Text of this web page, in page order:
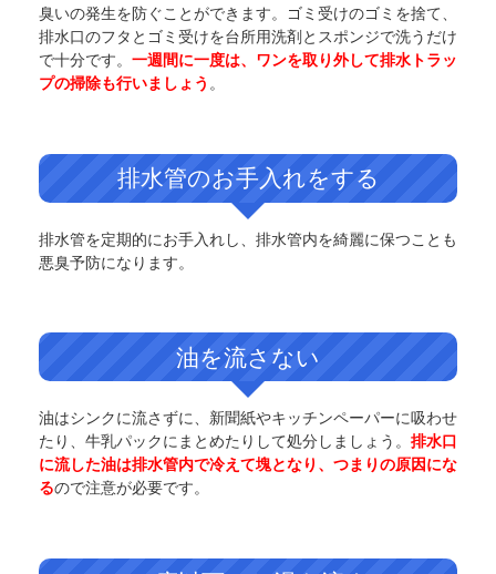
臭いの発生を防ぐことができます。ゴミ受けのゴミを捨て、
排水口のフタとゴミ受けを台所用洗剤とスポンジで洗うだけ
で十分です。 一週間に一度は、ワンを取り外して排水トラッ
プの掃除も行いましょう 。
排水管のお手入れをする
排水管を定期的にお手入れし、排水管内を綺麗に保つことも
悪臭予防になります。
油を流さない
油はシンクに流さずに、新聞紙やキッチンペーパーに吸わせ
たり、牛乳パックにまとめたりして処分しましょう。 排水口
に流した油は排水管内で冷えて塊となり、つまりの原因にな
るので注意が必要です。